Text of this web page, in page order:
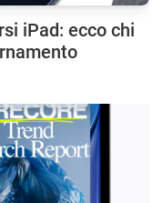
iPad: ecco chi